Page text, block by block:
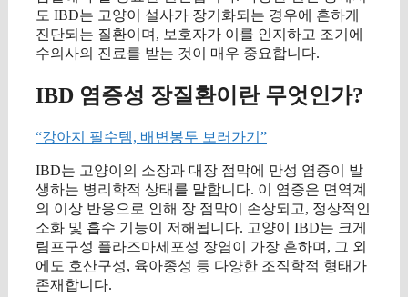
도 IBD는 고양이 설사가 장기화되는 경우에 흔하게
진단되는 질환이며, 보호자가 이를 인지하고 조기에
수의사의 진료를 받는 것이 매우 중요합니다.
IBD 염증성 장질환이란 무엇인가?
“강아지 필수템, 배변봉투 보러가기”
IBD는 고양이의 소장과 대장 점막에 만성 염증이 발
생하는 병리학적 상태를 말합니다. 이 염증은 면역계
의 이상 반응으로 인해 장 점막이 손상되고, 정상적인
소화 및 흡수 기능이 저해됩니다. 고양이 IBD는 크게
림프구성 플라즈마세포성 장염이 가장 흔하며, 그 외
에도 호산구성, 육아종성 등 다양한 조직학적 형태가
존재합니다.